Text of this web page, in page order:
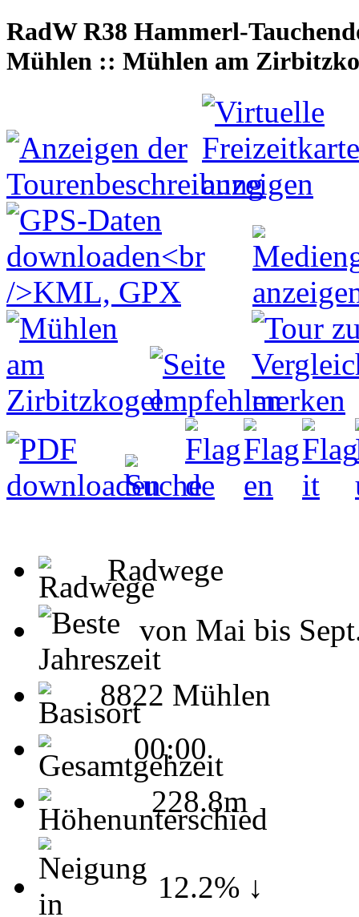
RadW R38 Hammerl-
Mühlen :: Mühlen am
Radwege
von Mai bis
8822 Mühlen
00:00
228.8m
12.2% ↓